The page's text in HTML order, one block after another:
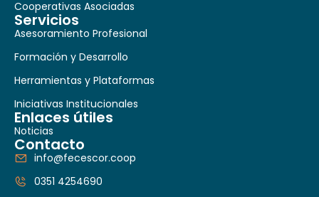
Cooperativas Asociadas
Servicios
Asesoramiento Profesional
Formación y Desarrollo
Herramientas y Plataformas
Iniciativas Institucionales
Enlaces útiles
Noticias
Contacto
info@fecescor.coop
0351 4254690